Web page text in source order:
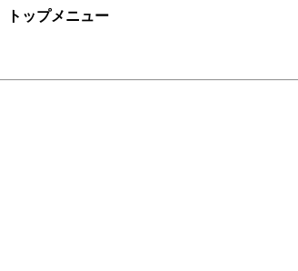
トップメニュー